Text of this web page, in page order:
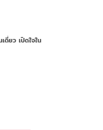
ยว เปิดใจใน